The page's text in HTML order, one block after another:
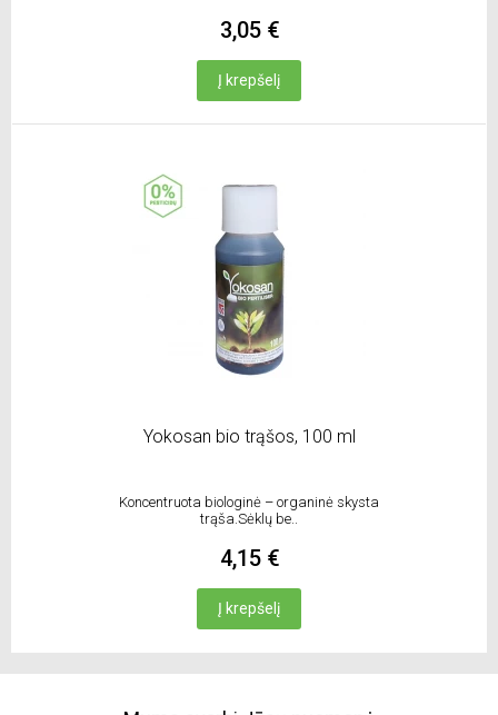
3,05 €
Į krepšelį
Yokosan bio trąšos, 100 ml
Koncentruota biologinė – organinė skysta
trąša.Sėklų be..
4,15 €
Į krepšelį